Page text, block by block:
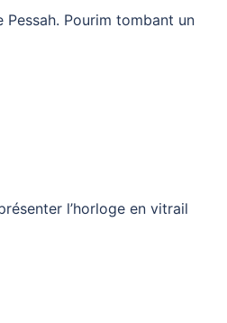
Pessah. Pourim tombant un
l’horloge en vitrail